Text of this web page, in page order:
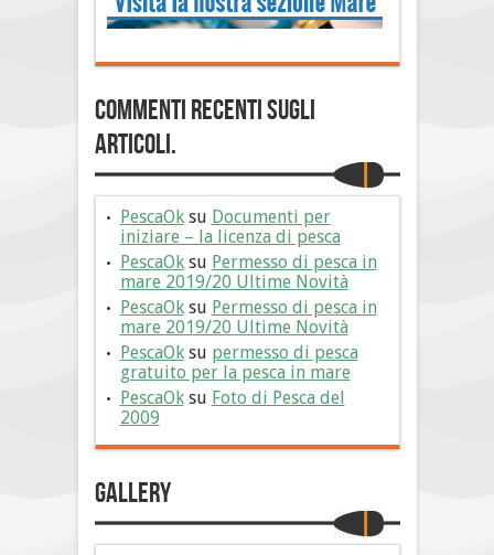
Commenti Recenti sugli
articoli.
PescaOksu Documenti per
iniziare – la licenza di pesca
PescaOksu Permesso di pesca in
mare 2019/20 Ultime Novità
PescaOksu Permesso di pesca in
mare 2019/20 Ultime Novità
PescaOksu permesso di pesca
gratuito per la pesca in mare
PescaOksu Foto di Pesca del
2009
Gallery